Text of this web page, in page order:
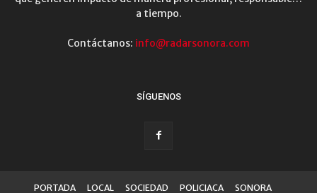
a tiempo.
Contáctanos: info@radarsonora.com
SÍGUENOS
PORTADA LOCAL SOCIEDAD POLICIACA SONORA